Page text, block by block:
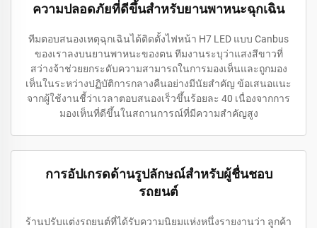
ความปลอดภัยที่ดีขึ้นสำหรับยานพาหนะฉุกเฉิน
ทีมตอบสนองเหตุฉุกเฉินได้ติดตั้งไฟหน้า H7 LED แบบ Canbus
ของเราลงบนยานพาหนะของตน ทีมงานระบุว่าแสงสีขาวที่
สว่างจ้าช่วยยกระดับความสามารถในการมองเห็นและถูกมอง
เห็นในระหว่างปฏิบัติการกลางคืนอย่างมีนัยสำคัญ ข้อเสนอแนะ
จากผู้ใช้งานชี้ว่าเวลาตอบสนองเร็วขึ้นร้อยละ 40 เนื่องจากการ
มองเห็นที่ดีขึ้นในสถานการณ์ที่มีความสำคัญสูง
การอัปเกรดด้านรูปลักษณ์สำหรับผู้ชื่นชอบ
รถยนต์
ร้านปรับแต่งรถยนต์ที่ได้รับความนิยมแห่งหนึ่งรายงานว่า ลูกค้า